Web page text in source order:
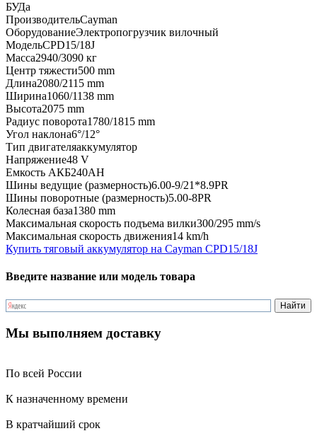
БУДа
ПроизводительCayman
ОборудованиеЭлектропогрузчик вилочный
МодельCPD15/18J
Масса2940/3090 кг
Центр тяжести500 mm
Длина2080/2115 mm
Ширина1060/1138 mm
Высота2075 mm
Радиус поворота1780/1815 mm
Угол наклона6°/12°
Тип двигателяаккумулятор
Напряжение48 V
Емкость АКБ240AH
Шины ведущие (размерность)6.00-9/21*8.9PR
Шины поворотные (размерность)5.00-8PR
Колесная база1380 mm
Максимальная скорость подъема вилки300/295 mm/s
Максимальная скорость движения14 km/h
Купить тяговый аккумулятор на Cayman CPD15/18J
Введите название или модель товара
Мы выполняем доставку
По всей России
К назначенному времени
В кратчайший срок